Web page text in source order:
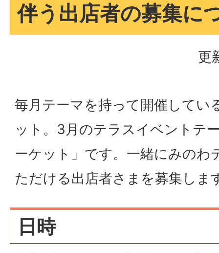
伴う出店者の募集に
更
毎月テーマを持って開催してい
ット。3月のテラスイベントテ
ーケット」です。一緒にみのわ
ただける出店者さまを募集しま
日時